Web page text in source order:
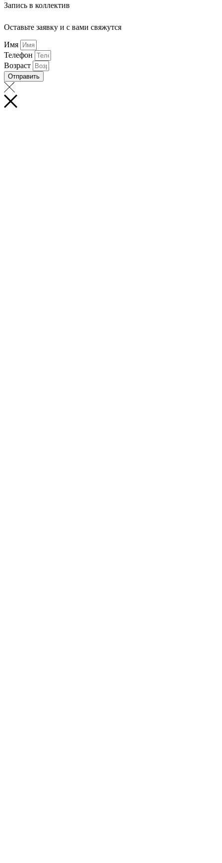
Запись в коллектив
Оставьте заявку и с вами свяжутся
Имя
Телефон
Возраст
Отправить